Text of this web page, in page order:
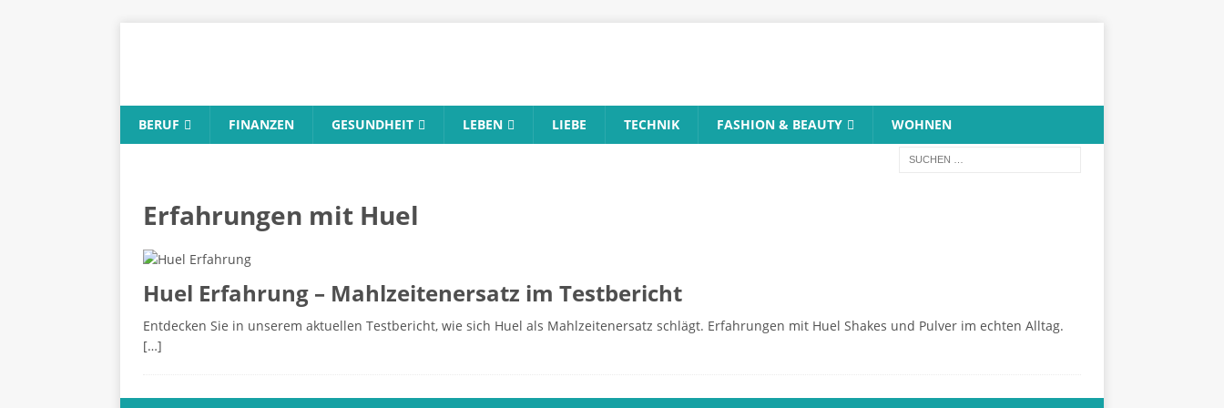
BERUF FINANZEN GESUNDHEIT LEBEN LIEBE TECHNIK FASHION & BEAUTY WOHNEN
Erfahrungen mit Huel
Huel Erfahrung – Mahlzeitenersatz im Testbericht
Entdecken Sie in unserem aktuellen Testbericht, wie sich Huel als Mahlzeitenersatz schlägt. Erfahrungen mit Huel Shakes und Pulver im echten Alltag.
[…]